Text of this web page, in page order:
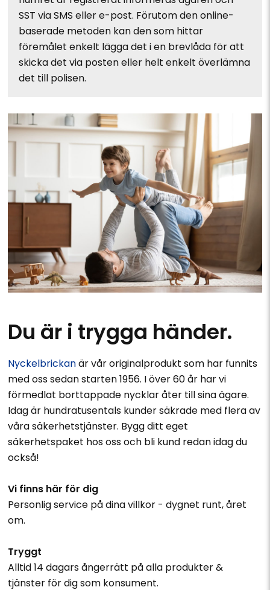
SST via SMS eller e-post. Förutom den online-
baserade metoden kan den som hittar
föremålet enkelt lägga det i en brevlåda för att
skicka det via posten eller helt enkelt överlämna
det till polisen.
Du är i trygga händer.
Nyckelbrickanär vår originalprodukt som har funnits
med oss sedan starten 1956. I över 60 år har vi
förmedlat borttappade nycklar åter till sina ägare.
Idag är hundratusentals kunder säkrade med flera av
våra säkerhetstjänster. Bygg ditt eget
säkerhetspaket hos oss och bli kund redan idag du
också!
Vi finns här för dig
Personlig service på dina villkor - dygnet runt, året
om.
Tryggt
Alltid 14 dagars ångerrätt på alla produkter &
tjänster för dig som konsument.